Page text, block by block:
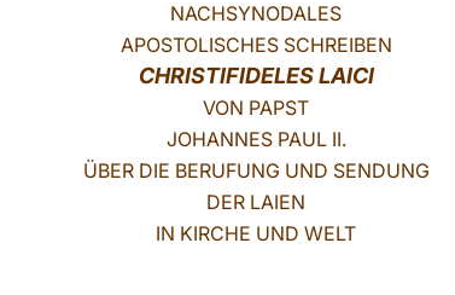
NACHSYNODALES
APOSTOLISCHES SCHREIBEN
CHRISTIFIDELES LAICI
VON PAPST
JOHANNES PAUL II.
ÜBER DIE BERUFUNG UND SENDUNG
DER LAIEN
IN KIRCHE UND WELT